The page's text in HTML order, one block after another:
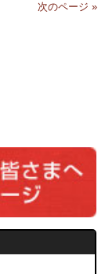
次のページ »